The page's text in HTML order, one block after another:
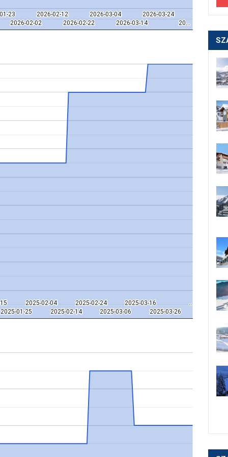
23
23
2026-02-02
2026-02-02
2026-02-12
2026-02-12
2026-02-22
2026-02-22
2026-03-04
2026-03-04
2026-03-14
2026-03-14
2026-03-24
2026-03-24
20…
20…
2025-01-25
2025-01-25
2025-02-04
2025-02-04
2025-02-14
2025-02-14
2025-02-24
2025-02-24
2025-03-06
2025-03-06
2025-03-16
2025-03-16
2025-03-26
2025-03-26
..
..